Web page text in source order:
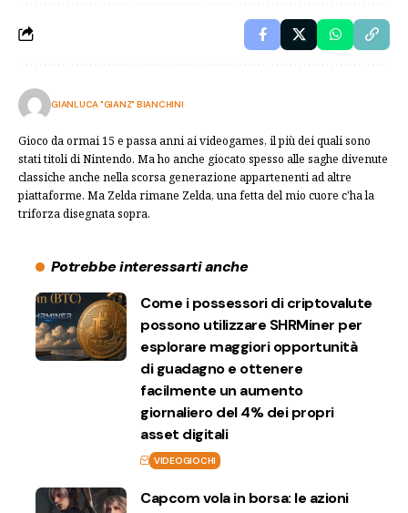
GIANLUCA "GIANZ" BIANCHINI
Gioco da ormai 15 e passa anni ai videogames, il più dei quali sono
stati titoli di Nintendo. Ma ho anche giocato spesso alle saghe divenute
classiche anche nella scorsa generazione appartenenti ad altre
piattaforme. Ma Zelda rimane Zelda, una fetta del mio cuore c'ha la
triforza disegnata sopra.
Potrebbe interessarti anche
Come i possessori di criptovalute
possono utilizzare SHRMiner per
esplorare maggiori opportunità
di guadagno e ottenere
facilmente un aumento
giornaliero del 4% dei propri
asset digitali
VIDEOGIOCHI
Capcom vola in borsa: le azioni